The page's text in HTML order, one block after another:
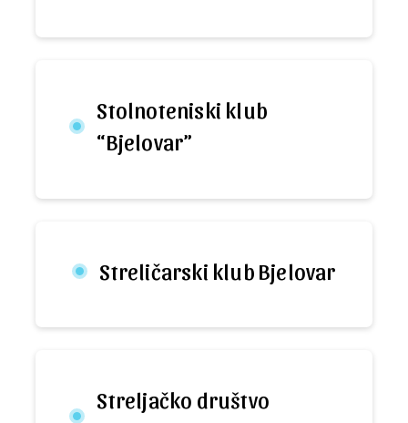
Stolnoteniski klub
“Bjelovar”
Streličarski klub Bjelovar
Streljačko društvo